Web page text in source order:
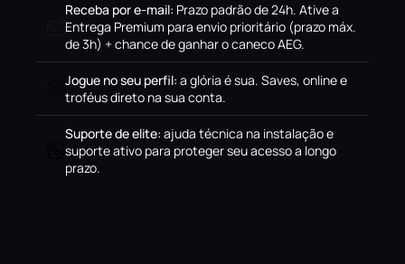
Receba por e-mail: Prazo padrão de 24h. Ative a
Entrega Premium para envio prioritário (prazo máx.
de 3h) + chance de ganhar o caneco AEG.
Jogue no seu perfil: a glória é sua. Saves, online e
troféus direto na sua conta.
Suporte de elite: ajuda técnica na instalação e
suporte ativo para proteger seu acesso a longo
prazo.